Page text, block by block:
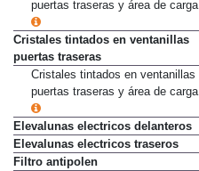
puertas traseras y área de carga
Cristales tintados en ventanillas
puertas traseras
Cristales tintados en ventanillas
puertas traseras y área de carga
Elevalunas electricos delanteros
Elevalunas electricos traseros
Filtro antipolen